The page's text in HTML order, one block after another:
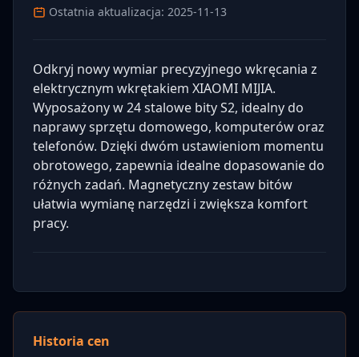
Ostatnia aktualizacja: 2025-11-13
Odkryj nowy wymiar precyzyjnego wkręcania z
elektrycznym wkrętakiem XIAOMI MIJIA.
Wyposażony w 24 stalowe bity S2, idealny do
naprawy sprzętu domowego, komputerów oraz
telefonów. Dzięki dwóm ustawieniom momentu
obrotowego, zapewnia idealne dopasowanie do
różnych zadań. Magnetyczny zestaw bitów
ułatwia wymianę narzędzi i zwiększa komfort
pracy.
Historia cen